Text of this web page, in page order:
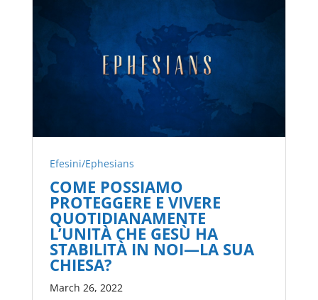
Efesini/Ephesians
COME POSSIAMO
PROTEGGERE E VIVERE
QUOTIDIANAMENTE
L’UNITÀ CHE GESÙ HA
STABILITÀ IN NOI—LA SUA
CHIESA?
March 26, 2022